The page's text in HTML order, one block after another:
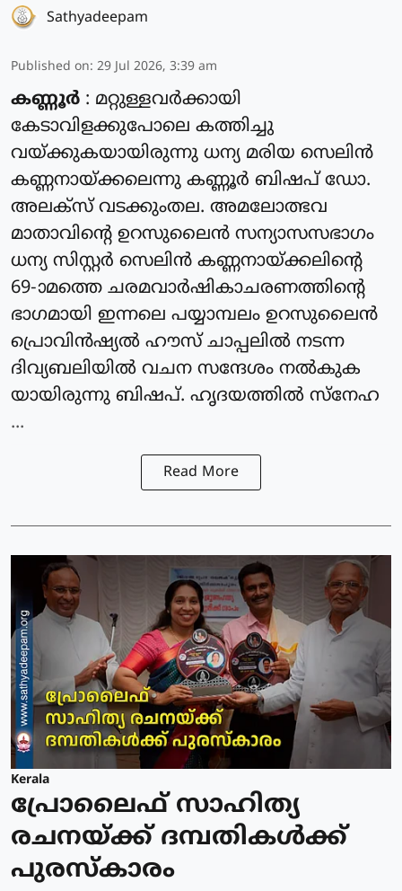
Sathyadeepam
Published on: 29 Jul 2026, 3:39 am
കണ്ണൂർ : മറ്റുള്ളവർക്കായി
കേടാവിളക്കുപോലെ കത്തിച്ചു
വയ്ക്കുകയായിരുന്നു ധന്യ മരിയ സെലിൻ
കണ്ണനായ്ക്കലെന്നു കണ്ണൂർ ബിഷപ് ഡോ.
അലക്സ്‌ വടക്കുംതല. അമലോത്ഭവ
മാതാവിന്റെ ഉറസുലൈൻ സന്യാസസഭാഗം
ധന്യ സിസ്റ്റർ സെലിൻ കണ്ണനായ്ക്കലിന്റെ
69-ാമത്തെ ചരമവാർഷികാചരണത്തിന്റെ
ഭാഗമായി ഇന്നലെ പയ്യാമ്പലം ഉറസുലൈൻ
പ്രൊവിൻഷ്യൽ ഹൗസ് ചാപ്പലിൽ നടന്ന
ദിവ്യബലിയിൽ വചന സന്ദേശം നൽകുക
യായിരുന്നു ബിഷപ്. ഹൃദയത്തിൽ സ്നേഹ
...
Read More
Kerala
പ്രോലൈഫ് സാഹിത്യ
രചനയ്ക്ക് ദമ്പതികൾക്ക്
പുരസ്‌കാരം